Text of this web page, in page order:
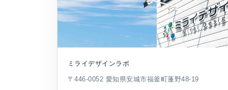
ミライデザインラボ
〒446-0052 愛知県安城市福釜町蓬野48-19